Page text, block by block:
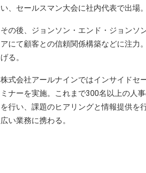
い、セールスマン大会に社内代表で出場。
その後、ジョンソン・エンド・ジョンソ
アにて顧客との信頼関係構築などに注力
げる。
株式会社アールナインではインサイドセ
ミナーを実施。これまで300名以上の人
を行い、課題のヒアリングと情報提供を
広い業務に携わる。